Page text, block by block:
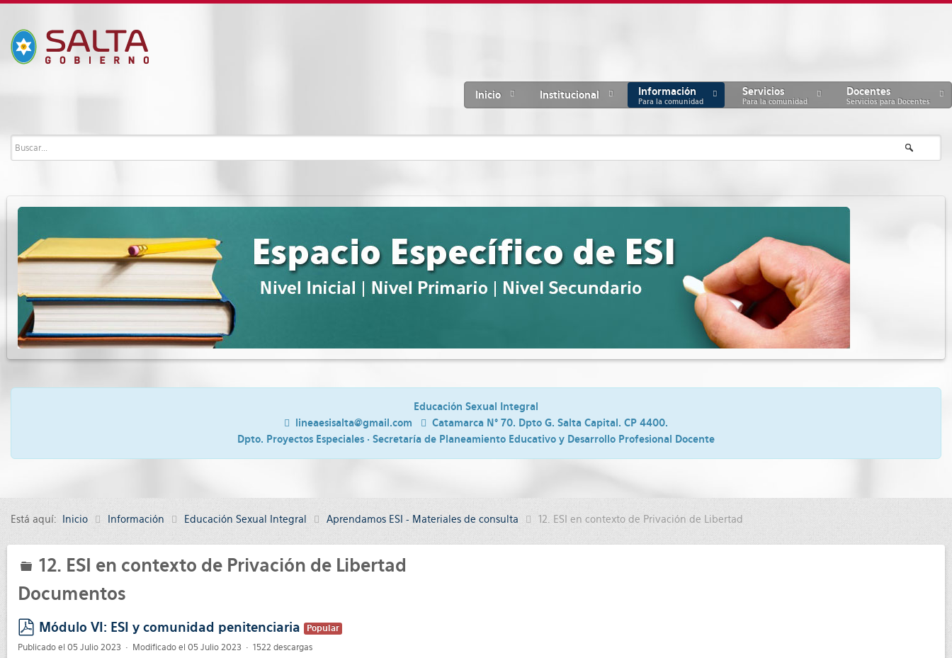
Inicio Institucional Información
Para la comunidad
Servicios
Para la comunidad
Docentes
Servicios para Docentes
Educación Sexual Integral
lineaesisalta@gmail.com
Catamarca N° 70. Dpto G. Salta Capital. CP 4400.
Dpto. Proyectos Especiales · Secretaría de Planeamiento Educativo y Desarrollo Profesional Docente
Está aquí: Inicio Información Educación Sexual Integral Aprendamos ESI - Materiales de consulta 12. ESI en contexto de Privación de Libertad
12. ESI en contexto de Privación de Libertad
Documentos
pdf
Módulo VI: ESI y comunidad penitenciaria
Popular
Publicado el 05 Julio 2023
Modificado el 05 Julio 2023 1522 descargas